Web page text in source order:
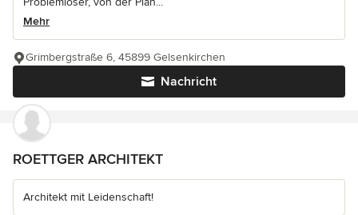
Mehr
Nachricht
Grimbergstraße 6, 45899 Gelsenkirchen
ROETTGER ARCHITEKT
Architekt mit Leidenschaft!